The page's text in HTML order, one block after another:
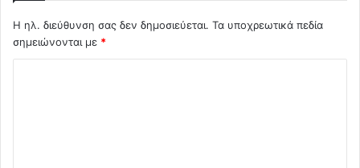
Η ηλ. διεύθυνση σας δεν δημοσιεύεται. Τα υποχρεωτικά πεδία
σημειώνονται με *